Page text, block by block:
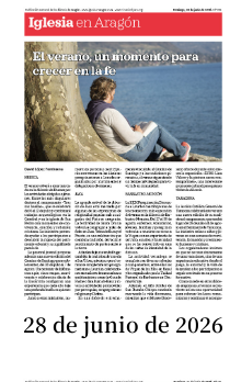
28 de junio de 2026